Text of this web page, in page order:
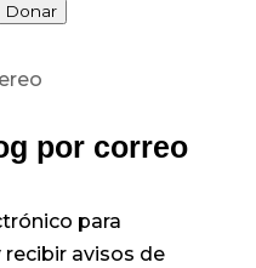
Donar
por correo
para
avisos de